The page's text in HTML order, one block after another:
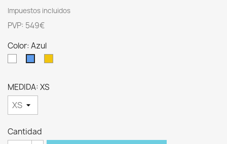
Impuestos incluidos
PVP: 549€
Color: Azul
MEDIDA: XS
Cantidad